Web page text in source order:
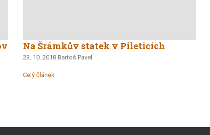
Na Šrámkův statek v Pileticích
23. 10. 2018 Bartoš Pavel
Celý článek